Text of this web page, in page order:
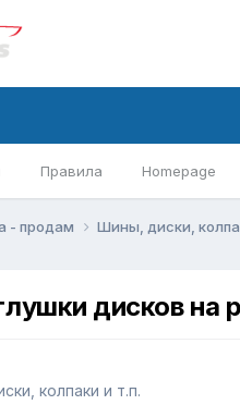
Правила Homepage
- продам Шины, диски,
дисков на
колпаки и т.п.